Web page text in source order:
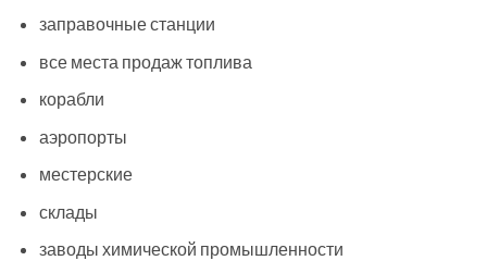
заправочные станции
все места продаж топлива
корабли
аэропорты
местерские
склады
заводы химической промышленности